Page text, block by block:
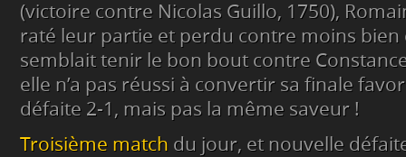
(victoire contre Nicolas Guillo, 1750),
raté leur partie et perdu contre moins bien
semblait tenir le bon bout contre
elle n’a pas réussi à convertir sa finale
défaite 2-1, mais pas la même saveur !
Troisième match du jour, et nouvelle